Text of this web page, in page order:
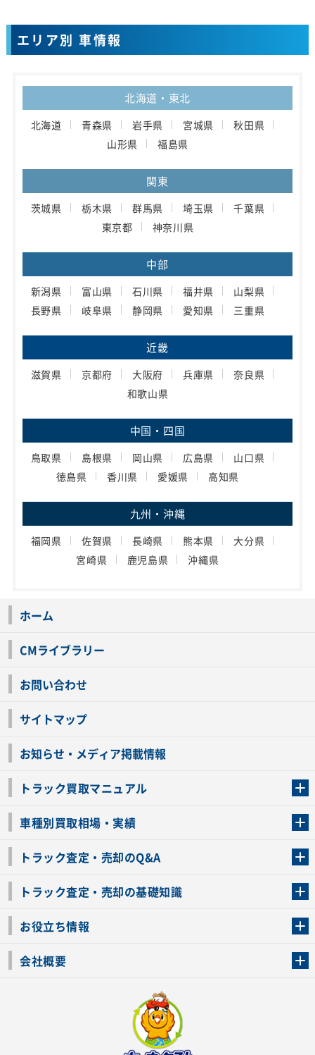
エリア別 車情報
北海道・東北
北海道 青森県 岩手県 宮城県
秋田県
山形県
福島県
関東
茨城県 栃木県 群馬県 埼玉県
千葉県
東京都
神奈川県
中部
新潟県 富山県 石川県 福井県
山梨県
長野県
岐阜県 静岡県 愛知県 三重県
近畿
滋賀県 京都府 大阪府 兵庫県
奈良県
和歌山県
中国・四国
鳥取県 島根県 岡山県 広島県
山口県
徳島県
香川県 愛媛県 高知県
九州・沖縄
福岡県 佐賀県 長崎県 熊本県
大分県
宮崎県
鹿児島県 沖縄県
ホーム
CMライブラリー
お問い合わせ
サイトマップ
お知らせ・メディア掲載情報
トラック買取マニュアル
車種別買取相場・実績
トラック査定・売却のQ&A
トラック査定・売却の基礎知識
お役立ち情報
会社概要